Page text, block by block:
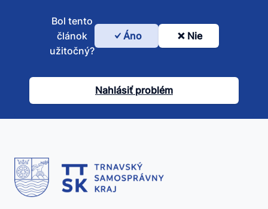
Bol
článok
užitočný?
Bol tento
článok
užitočný?
Áno Nie
Nahlásiť problém